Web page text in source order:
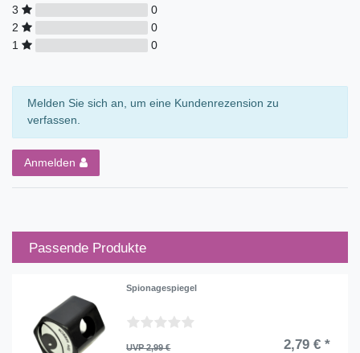
3
0
2
0
1
0
Melden Sie sich an, um eine Kundenrezension zu
verfassen.
Anmelden
Passende Produkte
Spionagespiegel
UVP 2,99 € 2,79 € *